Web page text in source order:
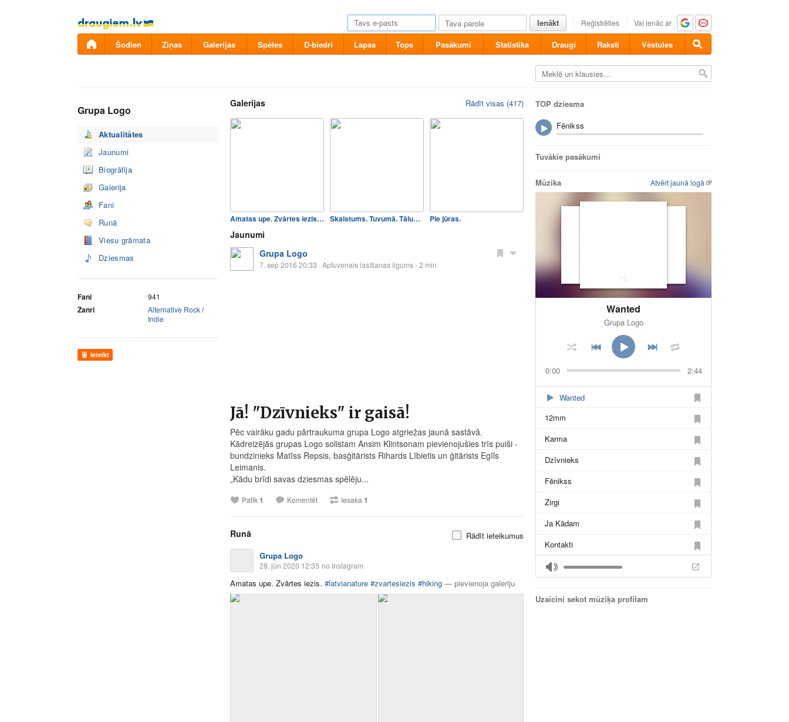
Pāriet
uz
saturu
Ienākt Reģistrēties Vai ienāc ar
Šodien Ziņas Galerijas Spēles D-biedri Lapas Tops Pasākumi Statistika Draugi Raksti Vēstules
Grupa Logo
Aktualitātes
Jaunumi
Biogrāfija
Galerija
Fani
Runā
Viesu grāmata
Dziesmas
Fani 941
Žanri Alternative Rock/
Indie
Ieteikt
Galerijas Rādīt visas (417)
Amatas upe. Zvārtes iezis.… Skaistums. Tuvumā. Tālumā.… Pie jūras.
Jaunumi
Grupa Logo
7. sep 2016 20:33 · Aptuvenais lasīšanas ilgums - 2 min
Jā! "Dzīvnieks" ir gaisā!
Pēc vairāku gadu pārtraukuma grupa Logo atgriežas jaunā sastāvā.
Kādreizējās grupas Logo solistam Ansim Klintsonam pievienojušies trīs puiši -
bundzinieks Matīss Repsis, basģitārists Rihards Lībietis un ģitārists Egīls
Leimanis.
„Kādu brīdi savas dziesmas spēlēju...
Patīk1 Komentēt Iesaka 1
Runā
Rādīt ieteikumus
Grupa Logo
28. jūn 2020 12:35 no Instagram
Amatas upe. Zvārtes iezis. #latvianature #zvartesiezis #hiking — pievienoja galeriju
TOP dziesma
Fēnikss
Tuvākie pasākumi
Atvērt jaunā logā
Mūzika
12
Wanted
Grupa Logo
0:00 2:44
Wanted
12mm
Karma
Dzīvnieks
Fēnikss
Zirgi
Ja Kādam
Kontakti
Lai Būtu
1000000 Naftas Tonnu
Uzaicini sekot mūziķa profilam